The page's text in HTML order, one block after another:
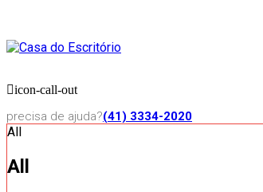
icon-call-out
precisa de ajuda?(41) 3334-2020
All
All